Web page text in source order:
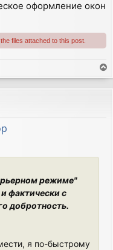
оформление окон
files attached to this post.
o
p
режиме"
и фактически с
добротность.
я по-быстрому